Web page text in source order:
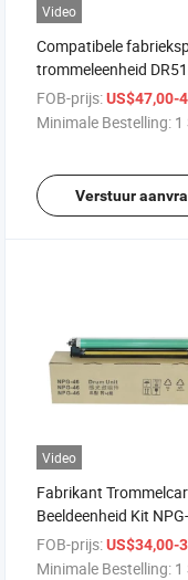
Video
Compatibele
trommeleenheid
Minolta C364 C284
FOB-prijs:US$47,00-
Minimale Bestelling: 1
Verstuur
Video
Fabrikant
Beeldeenheid Kit
GPR-31 EXV-29 voor
IRC5030 C5035
FOB-prijs:US$34,00-
Minimale Bestelling: 1